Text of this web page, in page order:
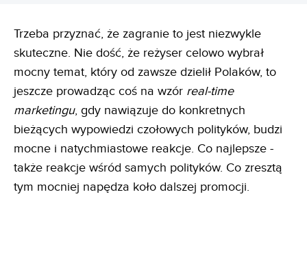
Trzeba przyznać, że zagranie to jest niezwykle
skuteczne. Nie dość, że reżyser celowo wybrał
mocny temat, który od zawsze dzielił Polaków, to
jeszcze prowadząc coś na wzór real-time
marketingu, gdy nawiązuje do konkretnych
bieżących wypowiedzi czołowych polityków, budzi
mocne i natychmiastowe reakcje. Co najlepsze -
także reakcje wśród samych polityków. Co zresztą
tym mocniej napędza koło dalszej promocji.